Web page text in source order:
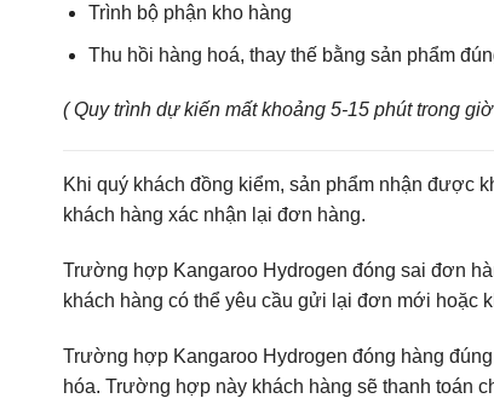
Trình bộ phận kho hàng
Thu hồi hàng hoá, thay thế bằng sản phẩm
( Quy trình dự kiến mất khoảng 5-15 phút trong
Khi quý khách đồng kiểm, sản phẩm nhận được
khách hàng xác nhận lại đơn hàng.
Trường hợp Kangaroo Hydrogen đóng sai đơn
khách hàng có thể yêu cầu gửi lại đơn mới hoặc
Trường hợp Kangaroo Hydrogen đóng hàng
hóa. Trường hợp này khách hàng sẽ thanh toán